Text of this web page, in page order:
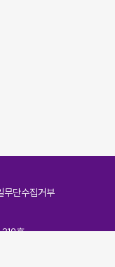
무단수집거부
호